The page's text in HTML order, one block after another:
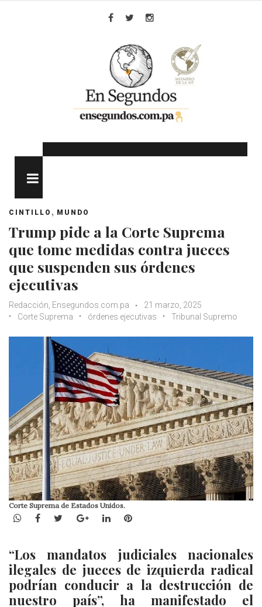
CINTILLO , MUNDO
Trump pide a la Corte Suprema
que tome medidas contra jueces
que suspenden sus órdenes
ejecutivas
Redacción, Ensegundos.com.pa
21 marzo, 2025
Corte Suprema
órdenes ejecutivas Tribunal Supremo
Corte Suprema de Estados Unidos.
WhatsApp
Facebook
TwitterGoogle+LinkedInPinterest
“Los mandatos judiciales nacionales
ilegales de jueces de izquierda radical
podrían conducir a la destrucción de
nuestro país”, ha manifestado el